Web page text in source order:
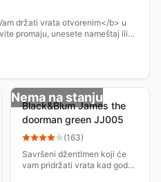
držati vrata otvorenim</b> u
promaju, unesete nameštaj ili
Nema na stanju
Black&Blum James the
doorman green JJ005
(163)
Savršeni džentlmen koji će
vam pridržati vrata kad god